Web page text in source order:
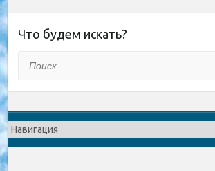
Что будем искать?